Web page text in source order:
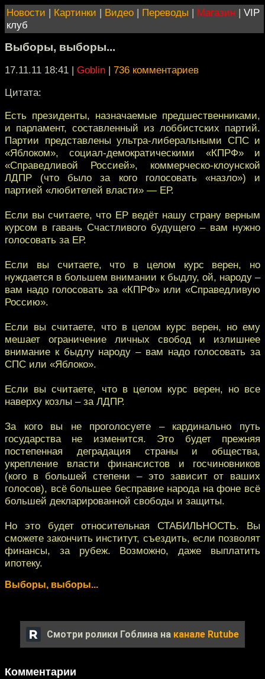
Новости | Картинки | Видео | Переводы | Магазин | VIP
клуб
Выборы, выборы...
17.11.11 18:41 | Goblin | 736 комментариев
Цитата:
Есть президенты, назначаемые предшественниками,
и парламент, составленный из лоббистских партий.
Партии представлены ультра-либеральными СПС и
«Яблоком», социал-демократическими «КПРФ» и
«Справедливой Россией», коммерческо-клоунской
ЛДПР (что было за кого голосовать «назло») и
партией «любителей власти» — ЕР.
Если вы считаете, что ЕР ведёт нашу страну верным
курсом в гавань Счастливого будущего – вам нужно
голосовать за ЕР.
Если вы считаете, что в целом курс верен, но
нуждается в большем внимании к быдлу, ой, народу –
вам надо голосовать за «КПРФ» или «Справедливую
Россию».
Если вы считаете, что в целом курс верен, но ему
мешает ограничение личных свобод и излишнее
внимание к быдлу народу – вам надо голосовать за
СПС или «Яблоко».
Если вы считаете, что в целом курс верен, но все
наверху козлы – за ЛДПР.
За кого вы не проголосуете – кардинально путь
государства не изменится. Это будет прежняя
постепенная деградация страны и общества,
укрепление власти финансистов и госчиновников
(кого в большей степени – это зависит от ваших
голосов), всё большее бесправие народа на фоне всё
большей декларированной свободы и защиты.
Но это будет относительная СТАБИЛЬНОСТЬ. Вы
сможете закончить институт, съездить, если позволят
финансы, за рубеж. Возможно, даже выплатить
ипотеку.
Выборы, выборы...
Смотри ролики Гоблина на канале Rutube
Комментарии